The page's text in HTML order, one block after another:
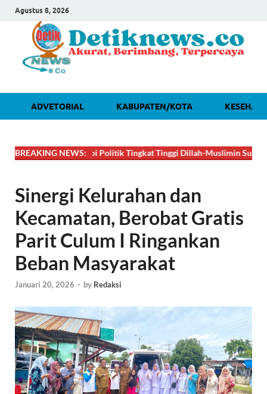
Agustus 8, 2026
ADVETORIAL KABUPATEN/KOTA
BREAKING NEWS:
DAHSYAT! Lobi Politik Tingkat Tinggi Dillah-Muslimin Sukses
Sinergi Kelurahan dan
Kecamatan, Berobat Gratis
Parit Culum I Ringankan
Beban Masyarakat
Januari 20, 2026 - by Redaksi